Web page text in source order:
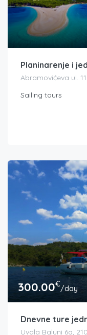
Planinarenje i
Abramovićeva ul.
Sailing tours
300.00€/day
Dnevne ture
Uvala Baluni 6a,